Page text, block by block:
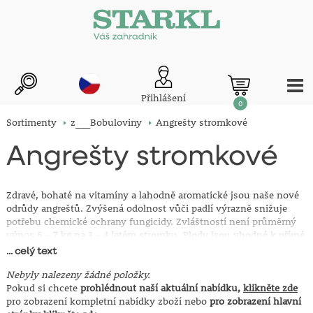
Přihlášení 0
Sortimenty z___Bobuloviny Angrešty stromkové
Angrešty stromkové
Zdravé, bohaté na vitamíny a lahodně aromatické jsou naše nové
odrůdy angreštů. Zvýšená odolnost vůči padlí výrazně snižuje
potřebu chemické ochrany fungicidy. Zvláštností není průměrný
výnos 6 - 7 kg na 3 - 4 letém stromku. Plody jsou vhodné k přímé
spotřebě, na marmelády i ke kompotování.
Prostokořenné sazenice zasíláme ve stádiu vegetačního klidu.
Upozornění pro jarní sezónu: Pro jarní výsadbu jsou sazenice před
expedicí uchovávány v chladných boxech, čímž je prodloužena
... celý text
Nebyly nalezeny žádné položky.
Pokud si chcete prohlédnout naší aktuální nabídku, klikněte zde
pro zobrazení kompletní nabídky zboží nebo pro zobrazení hlavní